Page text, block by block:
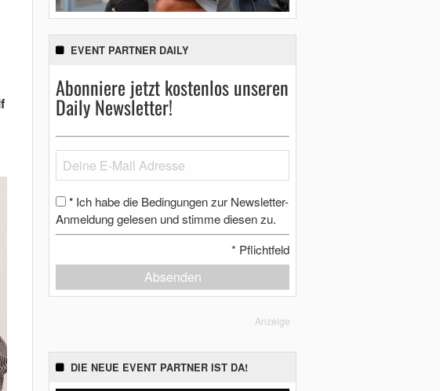
EVENT PARTNER DAILY
Abonniere jetzt kostenlos unseren
Daily Newsletter!
* Ich habe die Bedingungen zur Newsletter-
Anmeldung gelesen und stimme diesen zu.
* Pflichtfeld
Absenden
Anzeige
DIE NEUE EVENT PARTNER IST DA!